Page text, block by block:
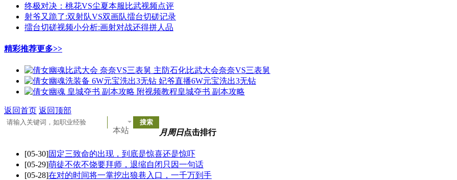
终极对决：桃花VS尘夏本服比武视频点评
射爷又跪了:双射队VS双画队擂台切磋记录
擂台切磋视频小分析:画射对战还得拼人品
精彩推荐更多>>
比武大会奈奈VS三表舅
6W元宝洗出3无钻
皇城夺书 副本攻略
返回首页 返回顶部
本站 月周日点击排行
[05-30]固定三致命的出现，到底是惊喜还是惊吓
[05-29]萌徒不依不饶要拜师，退缩自闭只因一句话
[05-28]在对的时间将一掌挖出狼巷入口，一千万到手